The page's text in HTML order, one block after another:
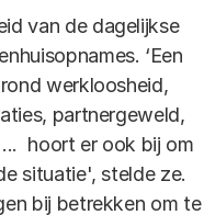
van de dagelijkse
‘Een
werkloosheid,
partnergeweld,
hoort er ook bij om
situatie', stelde ze.
bij betrekken om te